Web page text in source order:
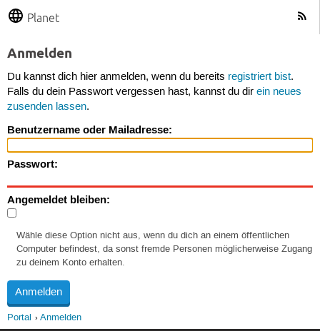
Planet
Anmelden
Du kannst dich hier anmelden, wenn du bereits registriert bist.
Falls du dein Passwort vergessen hast, kannst du dir ein neues
zusenden lassen.
Benutzername oder Mailadresse:
Passwort:
Angemeldet bleiben:
Wähle diese Option nicht aus, wenn du dich an einem öffentlichen
Computer befindest, da sonst fremde Personen möglicherweise Zugang
zu deinem Konto erhalten.
Portal Anmelden